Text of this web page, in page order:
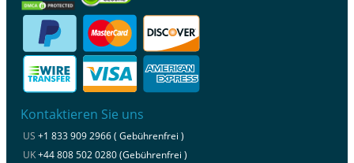
Kontaktieren Sie uns
US +1 833 909 2966 ( Gebührenfrei )
UK+44 808 502 0280 (Gebührenfrei )